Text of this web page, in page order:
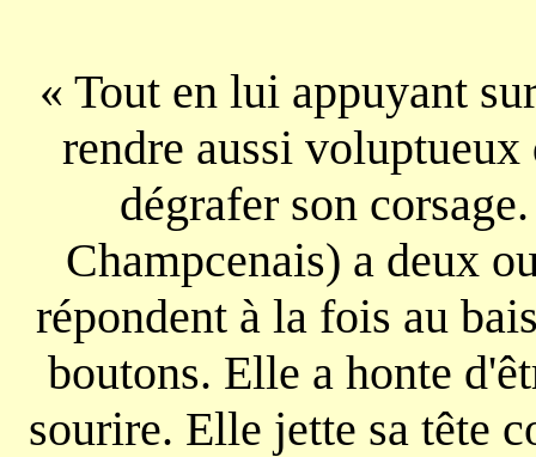
« Tout en lui appuyant
rendre aussi
dégrafer son
Champcenais) a deux
répondent à la fois au
boutons. Elle a honte
sourire. Elle jette sa tête